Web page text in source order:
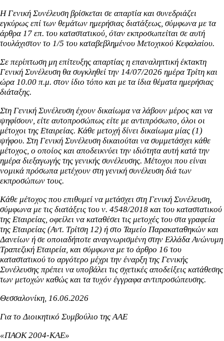
Η Γενική Συνέλευση βρίσκεται σε απαρτία και συνεδριάζει
εγκύρως επί των θεμάτων ημερήσιας διατάξεως, σύμφωνα με τα
άρθρα 17 επ. του καταστατικού, όταν εκπροσωπείται σε αυτή
τουλάχιστον το 1/5 του καταβεβλημένου Μετοχικού Κεφαλαίου.
Σε περίπτωση μη επίτευξης απαρτίας η επαναληπτική έκτακτη
Γενική Συνέλευση θα συγκληθεί την 14/07/2026 ημέρα Τρίτη και
ώρα 10.00 π.μ. στον ίδιο τόπο και με τα ίδια θέματα ημερήσιας
διάταξης.
Στη Γενική Συνέλευση έχουν δικαίωμα να λάβουν μέρος και να
ψηφίσουν, είτε αυτοπροσώπως είτε με αντιπρόσωπο, όλοι οι
μέτοχοι της Εταιρείας. Κάθε μετοχή δίνει δικαίωμα μίας (1)
ψήφου. Στη Γενική Συνέλευση δικαιούται να συμμετάσχει κάθε
μέτοχος, ο οποίος και αποδεικνύει την ιδιότητα αυτή κατά την
ημέρα διεξαγωγής της γενικής συνέλευσης. Μέτοχοι που είναι
νομικά πρόσωπα μετέχουν στη γενική συνέλευση διά των
εκπροσώπων τους.
Κάθε μέτοχος που επιθυμεί να μετάσχει στη Γενική Συνέλευση,
σύμφωνα με τις διατάξεις του ν. 4548/2018 και του καταστατικού
της Εταιρείας, οφείλει να καταθέσει τις μετοχές του στα γραφεία
της Εταιρείας (Αντ. Τρίτση 12) ή στο Ταμείο Παρακαταθηκών και
Δανείων ή σε οποιαδήποτε αναγνωρισμένη στην Ελλάδα Ανώνυμη
Τραπεζική Εταιρεία, και σύμφωνα με το άρθρο 16 του
καταστατικού το αργότερο μέχρι την έναρξη της Γενικής
Συνέλευσης πρέπει να υποβάλει τις σχετικές αποδείξεις κατάθεσης
των μετοχών καθώς και τα τυχόν έγγραφα αντιπροσώπευσης.
Θεσσαλονίκη, 16.06.2026
Για το Διοικητικό Συμβούλιο της ΑΑΕ
«ΠΑΟΚ 2004-ΚΑΕ»